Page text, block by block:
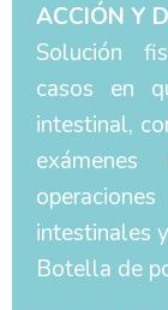
ACCIÓN Y
Solución
casos en
intestinal,
exámenes
intestinales
Botella de